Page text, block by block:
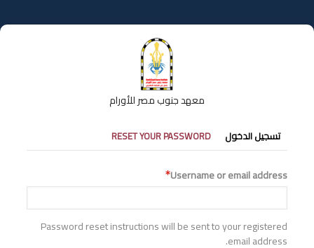
إلى
المحتوى
معهد جنوب مصر للأورام
التبويبات
الأساسية
تسجيل الدخول RESET YOUR PASSWORD
Username or email address
Password reset instructions will be sent to your registered
email address.